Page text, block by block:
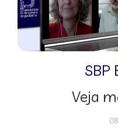
SBP
Veja